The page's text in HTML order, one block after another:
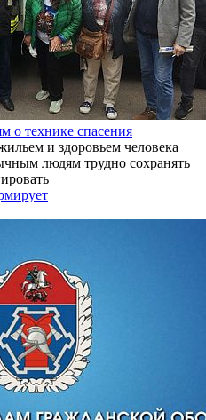
о технике спасения
и здоровьем человека
людям трудно сохранять